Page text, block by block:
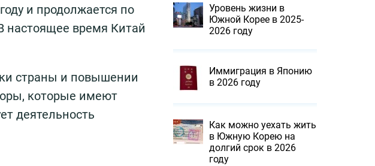
и продолжается по
настоящее время Китай
страны и повышении
которые имеют
деятельность
Уровень жизни в
Южной Корее в 2025-
2026 году
Иммиграция в Японию
в 2026 году
Как можно уехать жить
в Южную Корею на
долгий срок в 2026
году